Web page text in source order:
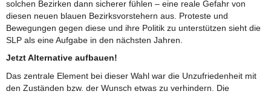
solchen Bezirken dann sicherer fühlen – eine reale Gefahr von
diesen neuen blauen Bezirksvorstehern aus. Proteste und
Bewegungen gegen diese und ihre Politik zu unterstützen sieht die
SLP als eine Aufgabe in den nächsten Jahren.
Jetzt Alternative aufbauen!
Das zentrale Element bei dieser Wahl war die Unzufriedenheit mit
den Zuständen bzw. der Wunsch etwas zu verhindern. Die